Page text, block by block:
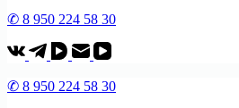
✆ 8 950 224 58 30
✆ 8 950 224 58 30